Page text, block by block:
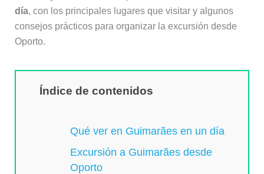
día, con los principales lugares que visitar y algunos
consejos prácticos para organizar la excursión desde
Oporto.
Índice de contenidos
Qué ver en Guimarães en un día
Excursión a Guimarães desde
Oporto